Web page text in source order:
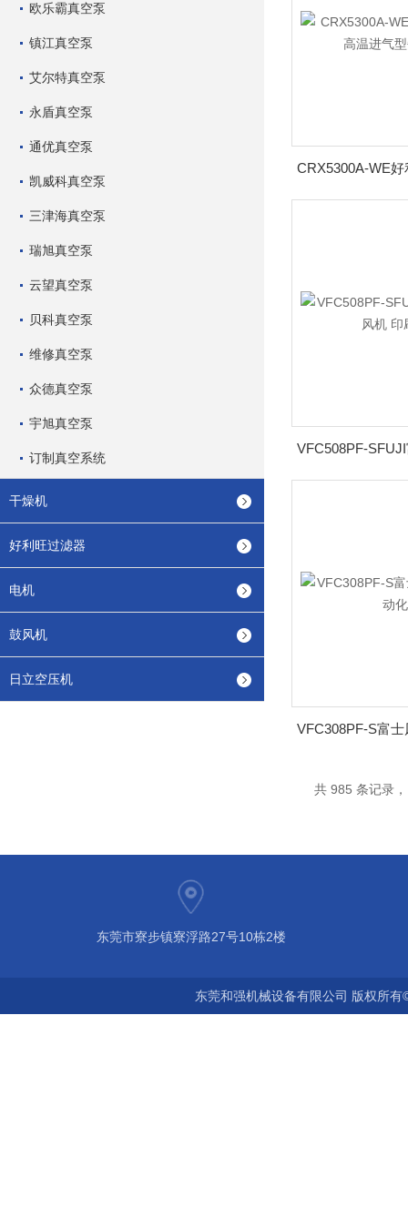
欧乐霸真空泵
镇江真空泵
艾尔特真空泵
永盾真空泵
通优真空泵
凯威科真空泵
三津海真空泵
瑞旭真空泵
云望真空泵
贝科真空泵
维修真空泵
众德真空泵
宇旭真空泵
订制真空系统
干燥机
好利旺过滤器
电机
鼓风机
日立空压机
共 985 条记录
东莞市寮步镇寮浮路27号10栋2楼
东莞和强机械设备有限公司 版权所